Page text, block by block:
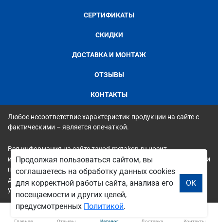
СЕРТИФИКАТЫ
СКИДКИ
ДОСТАВКА И МОНТАЖ
ОТЗЫВЫ
КОНТАКТЫ
Любое несоответствие характеристик продукции на сайте с
фактическими – является опечаткой.
Вся информация на сайте zavod-metakon.ru носит
исключительно ознакомительный и справочный характер и ни
при каких условиях не является публичной офертой. Всю
дополнительную информацию можно узнать по телефонам
указанным на сайте.
Продолжая пользоваться сайтом, вы
соглашаетесь на обработку данных cookies
для корректной работы сайта, анализа его
посещаемости и других целей,
предусмотренных Политикой.
ОК